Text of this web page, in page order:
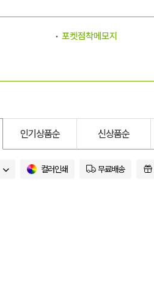
포켓점착메모지
인기상품순 신상품순
컬러인쇄 무료배송